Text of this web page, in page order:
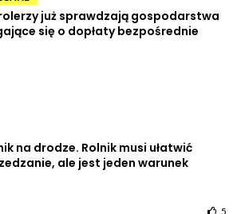
już sprawdzają gospodarstwa
się o dopłaty bezpośrednie
na drodze. Rolnik musi ułatwić
ale jest jeden warunek
5